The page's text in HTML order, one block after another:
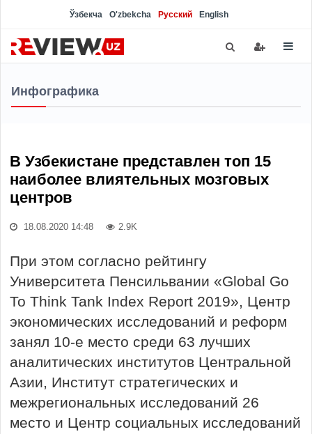
Ўзбекча O'zbekcha Русский English
Инфографика
В Узбекистане представлен топ 15
наиболее влиятельных мозговых
центров
18.08.2020 14:48 2.9K
При этом согласно рейтингу
Университета Пенсильвании «Global Go
To Think Tank Index Report 2019», Центр
экономических исследований и реформ
занял 10-е место среди 63 лучших
аналитических институтов Центральной
Азии, Институт стратегических и
межрегиональных исследований 26
место и Центр социальных исследований